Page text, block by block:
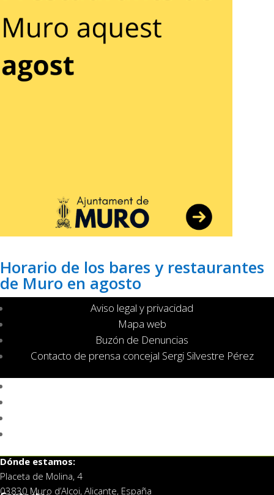
Horario de los bares y restaurantes
de Muro en agosto
Aviso legal y privacidad
Mapa web
Buzón de Denuncias
Contacto de prensa concejal Sergi Silvestre Pérez
Dónde estamos:
Placeta de Molina, 4
03830 Muro d’Alcoi, Alicante, España